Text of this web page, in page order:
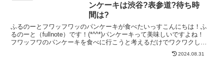
ンケーキは渋谷?表参道?待ち時
間は?
ふるのーとフワッフワッのパンケーキが食べたいっすこんにちは！ふ
るのーと（fullnote）です！(*^^*)パンケーキって美味しいですよね！
フワッフワのパンケーキを食べに行こうと考えるだけでワクワクしま
2024.08.31